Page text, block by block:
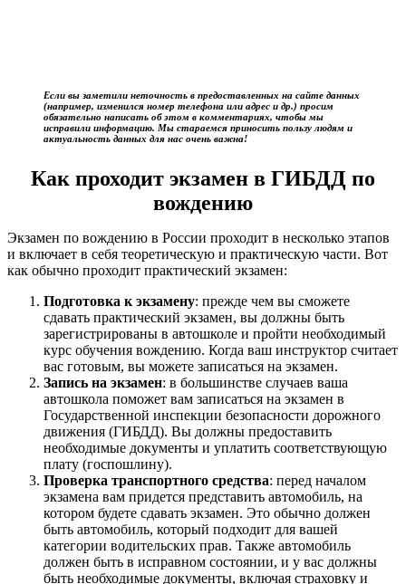
Если вы заметили неточность в предоставленных на сайте данных
(например, изменился номер телефона или адрес и др.) просим
обязательно написать об этом в комментариях, чтобы мы
исправили информацию. Мы стараемся приносить пользу людям и
актуальность данных для нас очень важна!
Как проходит экзамен в ГИБДД по
вождению
Экзамен по вождению в России проходит в несколько этапов
и включает в себя теоретическую и практическую части. Вот
как обычно проходит практический экзамен:
Подготовка к экзамену: прежде чем вы сможете
сдавать практический экзамен, вы должны быть
зарегистрированы в автошколе и пройти необходимый
курс обучения вождению. Когда ваш инструктор считает
вас готовым, вы можете записаться на экзамен.
Запись на экзамен: в большинстве случаев ваша
автошкола поможет вам записаться на экзамен в
Государственной инспекции безопасности дорожного
движения (ГИБДД). Вы должны предоставить
необходимые документы и уплатить соответствующую
плату (госпошлину).
Проверка транспортного средства: перед началом
экзамена вам придется представить автомобиль, на
котором будете сдавать экзамен. Это обычно должен
быть автомобиль, который подходит для вашей
категории водительских прав. Также автомобиль
должен быть в исправном состоянии, и у вас должны
быть необходимые документы, включая страховку и